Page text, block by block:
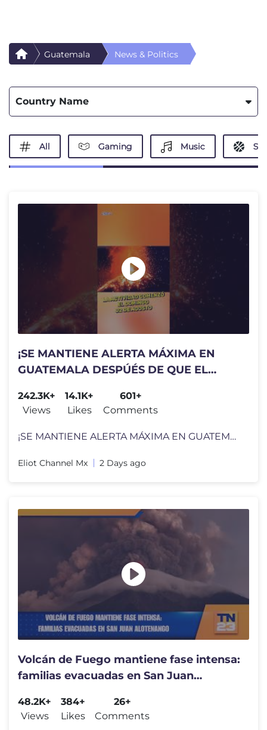
Guatemala News & Politics
Country Name
All Gaming Music
¡SE MANTIENE ALERTA MÁXIMA EN
GUATEMALA DESPÚÉS DE QUE EL
ERUPCIÓN!
242.3K+
Views
14.1K+
Likes
601+
Comments
¡SE MANTIENE ALERTA MÁXIMA EN GUATEMALA DESPÚÉS DE QUE EL VOLCÁN
Eliot Channel Mx 2 Days ago
Volcán de Fuego mantiene fase intensa:
familias evacuadas en San Juan
48.2K+
Views
384+
Likes
26+
Comments